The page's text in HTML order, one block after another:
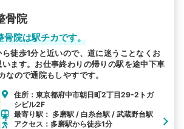
骨院
骨院は駅チカです。
徒歩1分と近いので、道に迷うことなくお
ます。お仕事終わりの帰りの駅を途中下車
なので通院もしやすです。
住所：東京都府中市朝日町2丁目29-2トガ
シビル2F
最寄り駅： 多磨駅 / 白糸台駅 / 武蔵野台駅
アクセス：多磨駅から徒歩1分